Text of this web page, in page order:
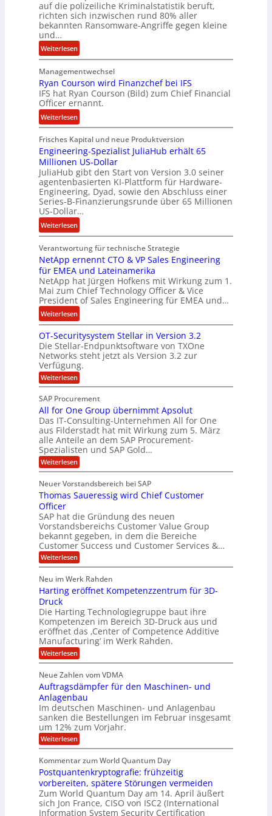
rb
e
t
e
n
z
u
s
a
m
m
e
n
auf die polizeiliche Kriminalstatistik beruft,
richten sich inzwischen rund 80% aller
bekannten Ransomware-Angriffe gegen kleine
und…
Weiterlesen:
L
ö
s
e
g
e
l
d
z
a
h
l
e
i
s
e
i
n
e
L
ö
s
u
n
g
Managementwechsel
Ryan Courson wird Finanzchef bei IFS
IFS hat Ryan Courson (Bild) zum Chief Financial
Officer ernannt.
Weiterlesen:
R
y
a
n
C
o
u
s
o
i
r
d
F
i
n
a
n
z
c
h
f
b
e
i
I
F
S
Frisches Kapital und neue Produktversion
Engineering-Spezialist JuliaHub erhält 65
Millionen US-Dollar
JuliaHub gibt den Start von Version 3.0 seiner
agentenbasierten KI-Plattform für Hardware-
Engineering, Dyad, sowie den Abschluss einer
Series-B-Finanzierungsrunde über 65 Millionen
US-Dollar…
Weiterlesen:
E
n
g
n
e
e
r
i
n
g
-
S
p
e
z
i
a
l
i
s
u
l
i
a
H
u
b
e
r
ä
l
t
6
5
M
i
l
l
i
o
n
U
S
-
D
Verantwortung für technische Strategie
NetApp ernennt CTO & VP Sales Engineering
für EMEA und Lateinamerika
NetApp hat Jürgen Hofkens mit Wirkung zum 1.
Mai zum Chief Technology Officer & Vice
President of Sales Engineering für EMEA und…
Weiterlesen:
N
e
t
A
p
p
n
e
n
n
t
C
T
O
V
P
S
a
l
e
s
n
g
i
n
e
r
i
n
g
f
ü
r
E
M
E
A
u
OT-Securitysystem Stellar in Version 3.2
Die Stellar-Endpunktsoftware von TXOne
Networks steht jetzt als Version 3.2 zur
Verfügung.
Weiterlesen:
O
-
S
e
c
u
r
i
t
y
y
s
e
m
S
t
e
l
l
r
i
e
r
s
i
o
n
3
.
2
SAP Procurement
All for One Group übernimmt Apsolut
Das IT-Consulting-Unternehmen All for One
aus Filderstadt hat mit Wirkung zum 5. März
alle Anteile an dem SAP Procurement-
Spezialisten und SAP Gold…
Weiterlesen:
A
l
f
r
O
n
e
G
r
o
p
ü
r
n
i
m
m
t
A
p
s
o
l
u
t
Neuer Vorstandsbereich bei SAP
Thomas Saueressig wird Chief Customer
Officer
SAP hat die Gründung des neuen
Vorstandsbereichs Customer Value Group
bekannt gegeben, in dem die Bereiche
Customer Success und Customer Services &…
Weiterlesen:
T
o
m
S
a
u
e
r
e
s
i
g
w
i
r
d
C
h
i
e
f
C
u
s
t
o
Neu im Werk Rahden
Harting eröffnet Kompetenzzentrum für 3D-
Druck
Die Harting Technologiegruppe baut ihre
Kompetenzen im Bereich 3D-Druck aus und
eröffnet das ‚Center of Competence Additive
Manufacturing‘ im Werk Rahden.
Weiterlesen:
H
r
t
i
n
g
e
r
ö
f
n
e
t
K
o
m
p
Neue Zahlen vom VDMA
Auftragsdämpfer für den Maschinen- und
Anlagenbau
Im deutschen Maschinen- und Anlagenbau
sanken die Bestellungen im Februar insgesamt
um 12% zum Vorjahr.
Weiterlesen:
A
f
t
r
a
g
s
Kommentar zum World Quantum Day
Postquantenkryptografie: frühzeitig
vorbereiten, spätere Störungen vermeiden
Zum World Quantum Day am 14. April äußert
sich Jon France, CISO von ISC2 (International
Information System Security Certification